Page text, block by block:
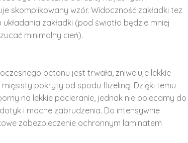
skomplikowany wzór. Widoczność zakładki tez
zakładki (pod światło będzie mniej
minimalny cień).
betonu jest trwała, zniweluje lekkie
pokryty od spodu flizeliną. Dzięki temu
na lekkie pocieranie, jednak nie polecamy do
i mocne zabrudzenia. Do intensywnie
zabezpieczenie ochronnym laminatem